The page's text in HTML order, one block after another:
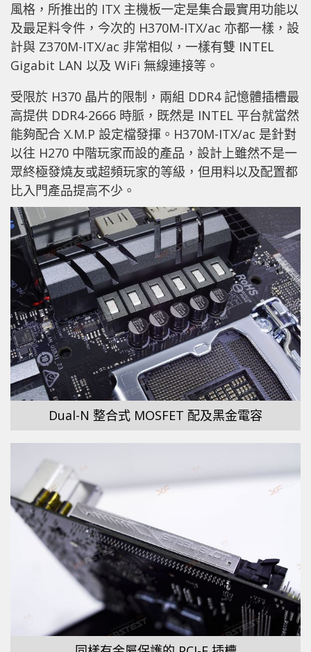
風格，所推出的 ITX 主機板一定是集合最實用功能以
及最足料令件，今次的 H370M-ITX/ac 亦都一樣，設
計與 Z370M-ITX/ac 非常相似，一樣有雙 INTEL
Gigabit LAN 以及 WiFi 無線連接等。
受限於 H370 晶片的限制，兩組 DDR4 記憶體插槽最
高提供 DDR4-2666 時脈，既然是 INTEL 平台就當然
能夠配合 X.M.P 設定檔發揮。H370M-ITX/ac 是針對
以往 H270 中階玩家而設的產品，設計上雖然不是一
眾終極發燒友或超頻玩家的等級，但用料以及配置都
比入門產品提高不少。
Dual-N 整合式 MOSFET 配及黑金電容